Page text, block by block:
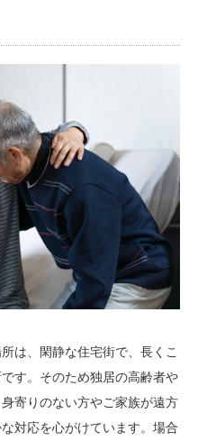
は、閑静な住宅街で、長くこ
す。そのため独居の高齢者や
寄りのない方やご家族が遠方
対応を心がけています。場合